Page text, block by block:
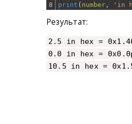
8
print ( number, 'in
Результат:
2.5 in hex =
0.0 in hex =
10.5 in hex =